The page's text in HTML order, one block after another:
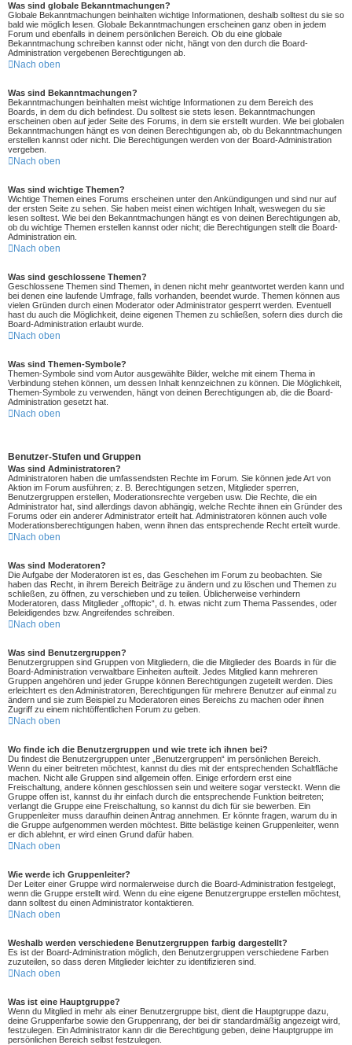
Was sind globale Bekanntmachungen?
Globale Bekanntmachungen beinhalten wichtige Informationen, deshalb solltest du sie so
bald wie möglich lesen. Globale Bekanntmachungen erscheinen ganz oben in jedem
Forum und ebenfalls in deinem persönlichen Bereich. Ob du eine globale
Bekanntmachung schreiben kannst oder nicht, hängt von den durch die Board-
Administration vergebenen Berechtigungen ab.
Nach oben
Was sind Bekanntmachungen?
Bekanntmachungen beinhalten meist wichtige Informationen zu dem Bereich des
Boards, in dem du dich befindest. Du solltest sie stets lesen. Bekanntmachungen
erscheinen oben auf jeder Seite des Forums, in dem sie erstellt wurden. Wie bei globalen
Bekanntmachungen hängt es von deinen Berechtigungen ab, ob du Bekanntmachungen
erstellen kannst oder nicht. Die Berechtigungen werden von der Board-Administration
vergeben.
Nach oben
Was sind wichtige Themen?
Wichtige Themen eines Forums erscheinen unter den Ankündigungen und sind nur auf
der ersten Seite zu sehen. Sie haben meist einen wichtigen Inhalt, weswegen du sie
lesen solltest. Wie bei den Bekanntmachungen hängt es von deinen Berechtigungen ab,
ob du wichtige Themen erstellen kannst oder nicht; die Berechtigungen stellt die Board-
Administration ein.
Nach oben
Was sind geschlossene Themen?
Geschlossene Themen sind Themen, in denen nicht mehr geantwortet werden kann und
bei denen eine laufende Umfrage, falls vorhanden, beendet wurde. Themen können aus
vielen Gründen durch einen Moderator oder Administrator gesperrt werden. Eventuell
hast du auch die Möglichkeit, deine eigenen Themen zu schließen, sofern dies durch die
Board-Administration erlaubt wurde.
Nach oben
Was sind Themen-Symbole?
Themen-Symbole sind vom Autor ausgewählte Bilder, welche mit einem Thema in
Verbindung stehen können, um dessen Inhalt kennzeichnen zu können. Die Möglichkeit,
Themen-Symbole zu verwenden, hängt von deinen Berechtigungen ab, die die Board-
Administration gesetzt hat.
Nach oben
Benutzer-Stufen und Gruppen
Was sind Administratoren?
Administratoren haben die umfassendsten Rechte im Forum. Sie können jede Art von
Aktion im Forum ausführen; z. B. Berechtigungen setzen, Mitglieder sperren,
Benutzergruppen erstellen, Moderationsrechte vergeben usw. Die Rechte, die ein
Administrator hat, sind allerdings davon abhängig, welche Rechte ihnen ein Gründer des
Forums oder ein anderer Administrator erteilt hat. Administratoren können auch volle
Moderationsberechtigungen haben, wenn ihnen das entsprechende Recht erteilt wurde.
Nach oben
Was sind Moderatoren?
Die Aufgabe der Moderatoren ist es, das Geschehen im Forum zu beobachten. Sie
haben das Recht, in ihrem Bereich Beiträge zu ändern und zu löschen und Themen zu
schließen, zu öffnen, zu verschieben und zu teilen. Üblicherweise verhindern
Moderatoren, dass Mitglieder „offtopic“, d. h. etwas nicht zum Thema Passendes, oder
Beleidigendes bzw. Angreifendes schreiben.
Nach oben
Was sind Benutzergruppen?
Benutzergruppen sind Gruppen von Mitgliedern, die die Mitglieder des Boards in für die
Board-Administration verwaltbare Einheiten aufteilt. Jedes Mitglied kann mehreren
Gruppen angehören und jeder Gruppe können Berechtigungen zugeteilt werden. Dies
erleichtert es den Administratoren, Berechtigungen für mehrere Benutzer auf einmal zu
ändern und sie zum Beispiel zu Moderatoren eines Bereichs zu machen oder ihnen
Zugriff zu einem nichtöffentlichen Forum zu geben.
Nach oben
Wo finde ich die Benutzergruppen und wie trete ich ihnen bei?
Du findest die Benutzergruppen unter „Benutzergruppen“ im persönlichen Bereich.
Wenn du einer beitreten möchtest, kannst du dies mit der entsprechenden Schaltfläche
machen. Nicht alle Gruppen sind allgemein offen. Einige erfordern erst eine
Freischaltung, andere können geschlossen sein und weitere sogar versteckt. Wenn die
Gruppe offen ist, kannst du ihr einfach durch die entsprechende Funktion beitreten;
verlangt die Gruppe eine Freischaltung, so kannst du dich für sie bewerben. Ein
Gruppenleiter muss daraufhin deinen Antrag annehmen. Er könnte fragen, warum du in
die Gruppe aufgenommen werden möchtest. Bitte belästige keinen Gruppenleiter, wenn
er dich ablehnt, er wird einen Grund dafür haben.
Nach oben
Wie werde ich Gruppenleiter?
Der Leiter einer Gruppe wird normalerweise durch die Board-Administration festgelegt,
wenn die Gruppe erstellt wird. Wenn du eine eigene Benutzergruppe erstellen möchtest,
dann solltest du einen Administrator kontaktieren.
Nach oben
Weshalb werden verschiedene Benutzergruppen farbig dargestellt?
Es ist der Board-Administration möglich, den Benutzergruppen verschiedene Farben
zuzuteilen, so dass deren Mitglieder leichter zu identifizieren sind.
Nach oben
Was ist eine Hauptgruppe?
Wenn du Mitglied in mehr als einer Benutzergruppe bist, dient die Hauptgruppe dazu,
deine Gruppenfarbe sowie den Gruppenrang, der bei dir standardmäßig angezeigt wird,
festzulegen. Ein Administrator kann dir die Berechtigung geben, deine Hauptgruppe im
persönlichen Bereich selbst festzulegen.